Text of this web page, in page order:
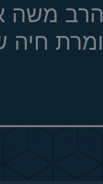
הרב משה
ומרת חיה